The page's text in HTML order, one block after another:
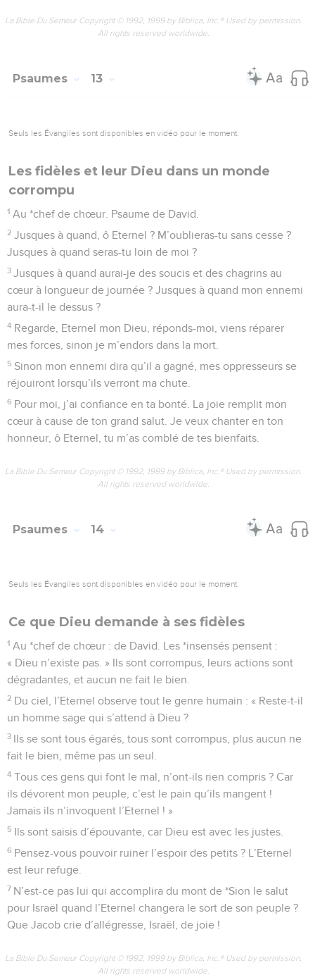
La Bible Du Semeur Copyright © 1992, 1999 by Biblica, Inc.® Used by permission.
All rights reserved worldwide.
Psaumes 13
Seuls les Évangiles sont disponibles en vidéo pour le moment.
Les fidèles et leur Dieu dans un monde
corrompu
1 Au *chef de chœur. Psaume de David.
2 Jusques à quand, ô Eternel ? M’oublieras-tu sans cesse ?
Jusques à quand seras-tu loin de moi ?
3 Jusques à quand aurai-je des soucis et des chagrins au
cœur à longueur de journée ? Jusques à quand mon ennemi
aura-t-il le dessus ?
4 Regarde, Eternel mon Dieu, réponds-moi, viens réparer
mes forces, sinon je m’endors dans la mort.
5 Sinon mon ennemi dira qu’il a gagné, mes oppresseurs se
réjouiront lorsqu’ils verront ma chute.
6 Pour moi, j’ai confiance en ta bonté. La joie remplit mon
cœur à cause de ton grand salut. Je veux chanter en ton
honneur, ô Eternel, tu m’as comblé de tes bienfaits.
La Bible Du Semeur Copyright © 1992, 1999 by Biblica, Inc.® Used by permission.
All rights reserved worldwide.
Psaumes 14
Seuls les Évangiles sont disponibles en vidéo pour le moment.
Ce que Dieu demande à ses fidèles
1 Au *chef de chœur : de David. Les *insensés pensent :
« Dieu n’existe pas. » Ils sont corrompus, leurs actions sont
dégradantes, et aucun ne fait le bien.
2 Du ciel, l’Eternel observe tout le genre humain : « Reste-t-il
un homme sage qui s’attend à Dieu ?
3 Ils se sont tous égarés, tous sont corrompus, plus aucun ne
fait le bien, même pas un seul.
4 Tous ces gens qui font le mal, n’ont-ils rien compris ? Car
ils dévorent mon peuple, c’est le pain qu’ils mangent !
Jamais ils n’invoquent l’Eternel ! »
5 Ils sont saisis d’épouvante, car Dieu est avec les justes.
6 Pensez-vous pouvoir ruiner l’espoir des petits ? L’Eternel
est leur refuge.
7 N’est-ce pas lui qui accomplira du mont de *Sion le salut
pour Israël quand l’Eternel changera le sort de son peuple ?
Que Jacob crie d’allégresse, Israël, de joie !
La Bible Du Semeur Copyright © 1992, 1999 by Biblica, Inc.® Used by permission.
All rights reserved worldwide.